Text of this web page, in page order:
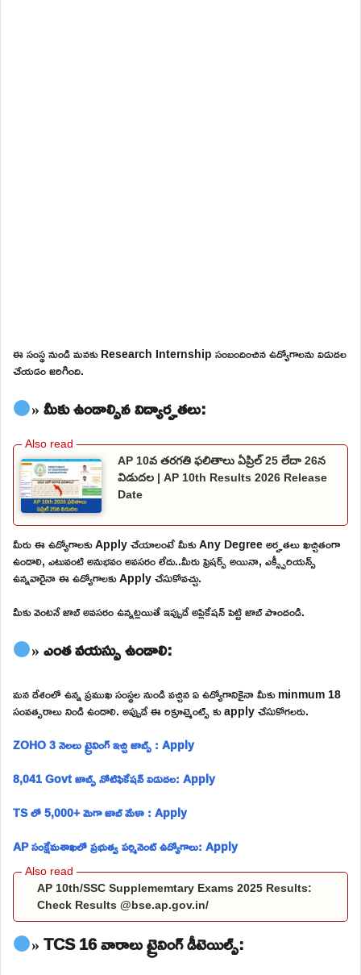
ఈ సంస్థ నుండి మనకు Research Internship సంబందించిన ఉద్యోగాలను విడుదల
చేయడం జరిగింది.
» మీకు ఉండాల్సిన విద్యార్హతలు:
AP 10వ తరగతి ఫలితాలు ఏప్రిల్ 25 లేదా 26న
విడుదల | AP 10th Results 2026 Release
Date
మీరు ఈ ఉద్యోగాలకు Apply చేయాలంటే మీకు Any Degree అర్హతలు ఖచ్చితంగా
ఉండాలి, ఎటువంటి అనుభవం అవసరం లేదు..మీరు ఫ్రెషర్స్ అయినా, ఎక్స్పీరియన్స్
ఉన్నవారైనా ఈ ఉద్యోగాలకు Apply చేసుకోవచ్చు.
మీకు వెంటనే జాబ్ అవసరం ఉన్నట్లయితే ఇప్పుడే అప్లికేషన్ పెట్టి జాబ్ పొందండి.
» ఎంత వయస్సు ఉండాలి:
మన దేశంలో ఉన్న ప్రముఖ సంస్థల నుండి వచ్చిన ఏ ఉద్యోగానికైనా మీకు minmum 18
సంవత్సరాలు నిండి ఉండాలి. అప్పుడే ఈ రిక్రూట్మెంట్స్ కు apply చేసుకోగలరు.
ZOHO 3 నెలలు ట్రైనింగ్ ఇచ్చి జాబ్స్ : Apply
8,041 Govt జాబ్స్ నోటిఫికేషన్ విడుదల: Apply
TS లో 5,000+ మెగా జాబ్ మేళా : Apply
AP సంక్షేమశాఖలో ప్రభుత్వ పర్మినెంట్ ఉద్యోగాలు: Apply
AP 10th/SSC Supplememtary Exams 2025 Results:
Check Results @bse.ap.gov.in/
» TCS 16 వారాలు ట్రైనింగ్ డీటెయిల్స్: